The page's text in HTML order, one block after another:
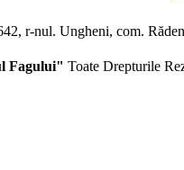
r-nul. Ungheni, com.
Fagului" Toate Drepturile